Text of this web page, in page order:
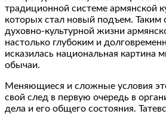
традиционной системе армянской
которых стал новый подъем. Таким
духовно-культурной жизни
настолько глубоким и
исказилась национальная картина
обычаи.
Меняющиеся и сложные условия
свой след в первую очередь в
дела и его общего состояния.